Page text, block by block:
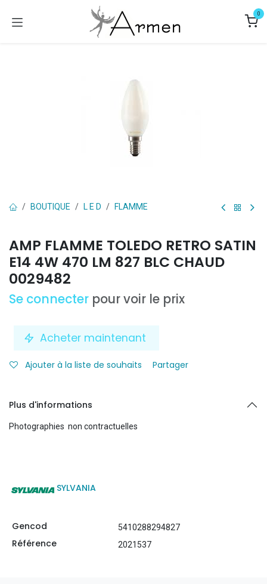
0
BOUTIQUE L E D FLAMME
AMP FLAMME TOLEDO RETRO SATIN
E14 4W 470 LM 827 BLC CHAUD
0029482
Se connecter pour voir le prix
Acheter maintenant
Ajouter à la liste de souhaits Partager
Plus d'informations
Photographies non contractuelles
SYLVANIA
Gencod 5410288294827
Référence 2021537